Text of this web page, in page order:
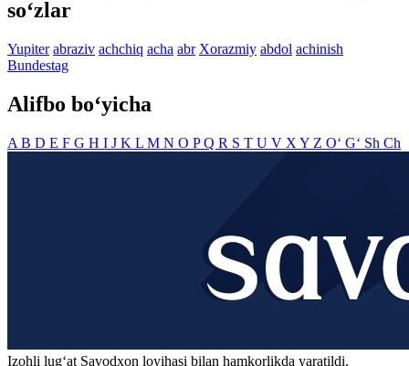
so‘zlar
Yupiter abraziv achchiq acha abr Xorazmiy abdol achinish
Bundestag
Alifbo bo‘yicha
A B D E F G H I J K L M N O PQ R S T U V X Y Z O‘ G‘ Sh Ch
Izohli lugʻat Savodxon loyihasi bilan hamkorlikda yaratildi.